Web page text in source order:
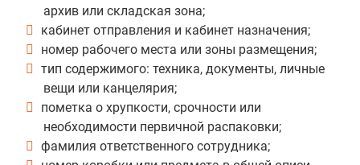
архив или складская зона;
кабинет отправления и кабинет назначения;
номер рабочего места или зоны размещения;
тип содержимого: техника, документы, личные
вещи или канцелярия;
пометка о хрупкости, срочности или
необходимости первичной распаковки;
фамилия ответственного сотрудника;